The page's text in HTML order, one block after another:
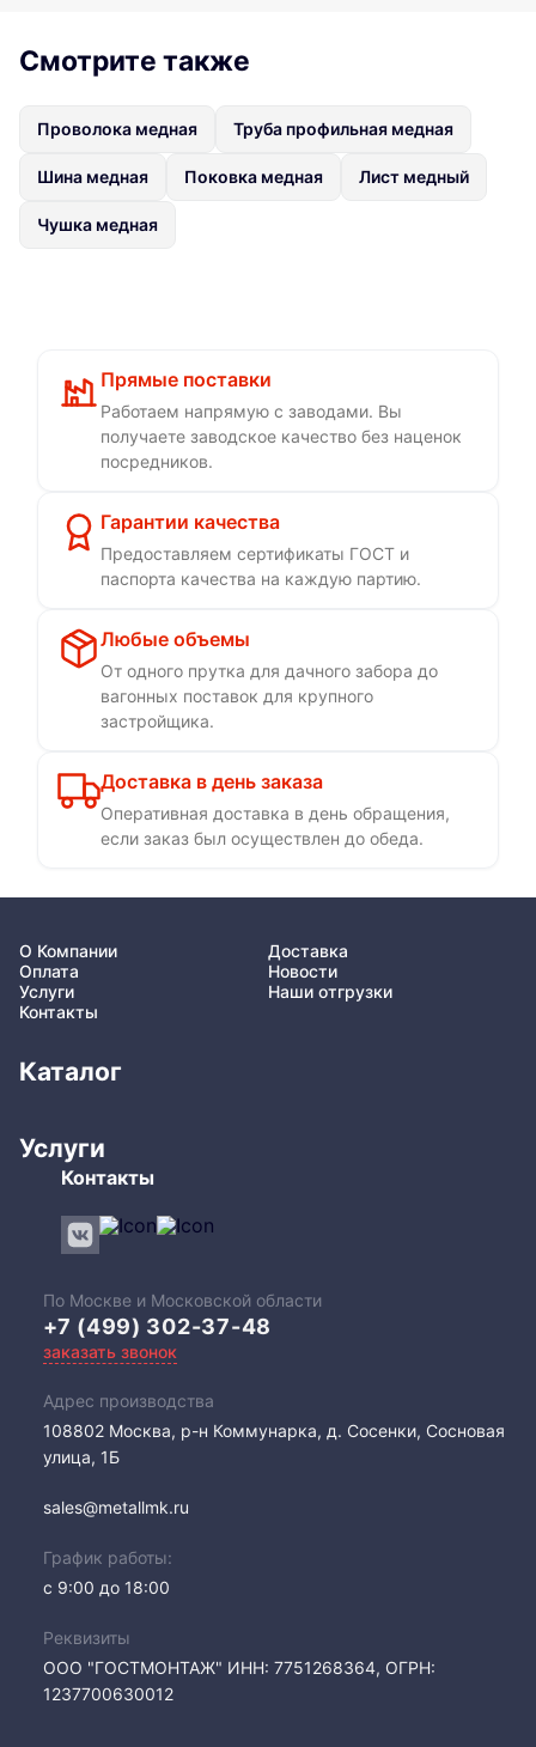
Смотрите также
Проволока медная Труба профильная медная
Шина медная Поковка медная Лист медный
Чушка медная
Прямые поставки
Работаем напрямую с заводами. Вы
получаете заводское качество без наценок
посредников.
Гарантии качества
Предоставляем сертификаты ГОСТ и
паспорта качества на каждую партию.
Любые объемы
От одного прутка для дачного забора до
вагонных поставок для крупного
застройщика.
Доставка в день заказа
Оперативная доставка в день обращения,
если заказ был осуществлен до обеда.
О Компании
Доставка
Оплата
Новости
Услуги
Наши отгрузки
Контакты
Каталог
Услуги
Контакты
По Москве и Московской области
+7 (499) 302-37-48
заказать звонок
Адрес производства
108802​ Москва, р-н Коммунарка, д. Сосенки, Сосновая
улица, 1Б
sales@metallmk.ru
График работы:
с 9:00 до 18:00
Реквизиты
ООО "ГОСТМОНТАЖ" ИНН: 7751268364, ОГРН:
1237700630012